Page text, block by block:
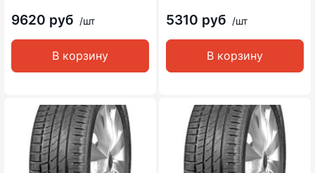
9620 руб /шт
В корзину
5310 руб /шт
В корзину